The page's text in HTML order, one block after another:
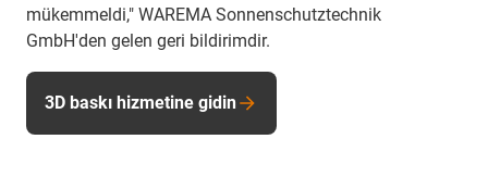
mükemmeldi," WAREMA Sonnenschutztechnik
GmbH'den gelen geri bildirimdir.
3D baskı hizmetine gidin